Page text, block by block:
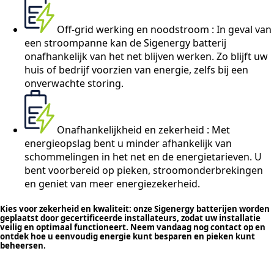
Off-grid werking en noodstroom : In geval van
een stroompanne kan de Sigenergy batterij
onafhankelijk van het net blijven werken. Zo blijft uw
huis of bedrijf voorzien van energie, zelfs bij een
onverwachte storing.
Onafhankelijkheid en zekerheid : Met
energieopslag bent u minder afhankelijk van
schommelingen in het net en de energietarieven. U
bent voorbereid op pieken, stroomonderbrekingen
en geniet van meer energiezekerheid.
Kies voor zekerheid en kwaliteit: onze Sigenergy batterijen worden
geplaatst door gecertificeerde installateurs, zodat uw installatie
veilig en optimaal functioneert. Neem vandaag nog contact op en
ontdek hoe u eenvoudig energie kunt besparen en pieken kunt
beheersen.